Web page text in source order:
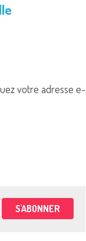
votre adresse e-
S'ABONNER